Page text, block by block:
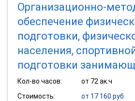
Организационно-
обеспечение
подготовки,
населения,
подготовки
Кол-во часов:
от 72 ак.ч
Стоимость:
от 17 160 руб.